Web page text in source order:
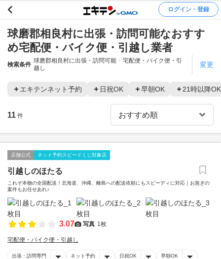
ログイン・登録
球磨郡相良村に出張・訪問可能なおすす
め宅配便・バイク便・引越し業者
検索条件
球磨郡相良村に出張・訪問可能
宅配便・バイク便・引
越し
変更
エキテンネット予約 日祝OK 早朝OK 21時以降OK
11 件
店舗公式 ネット予約スピードくじ対象店
引越しのほたる
これぞ本物の全国配送！北海道、沖縄、離島への配送依頼にもスピーディに対応｜お急ぎの
案件もお任せあれ♪
3.07 写真 1枚
宅配便・バイク便・引越し
出張・訪問専門 ネット予約 日祝OK 早朝OK